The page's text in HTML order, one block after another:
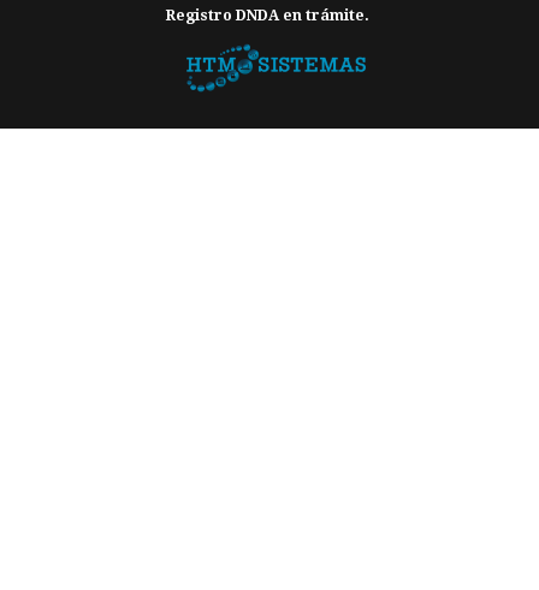
Registro DNDA en trámite.